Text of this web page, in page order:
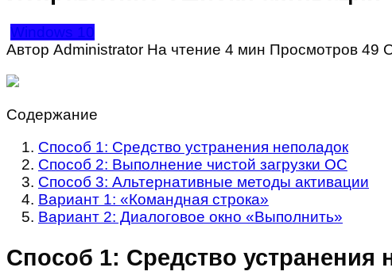
Windows 10
Автор Administrator На чтение 4 мин Просмотров 49
Содержание
Способ 1: Средство устранения неполадок
Способ 2: Выполнение чистой загрузки ОС
Способ 3: Альтернативные методы активации
Вариант 1: «Командная строка»
Вариант 2: Диалоговое окно «Выполнить»
Способ 1: Средство устранения